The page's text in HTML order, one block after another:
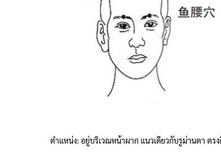
ตำแหน่ง: อยู่บริเวณหน้าผาก แนวเดียวกับรูม่านตา ตรง